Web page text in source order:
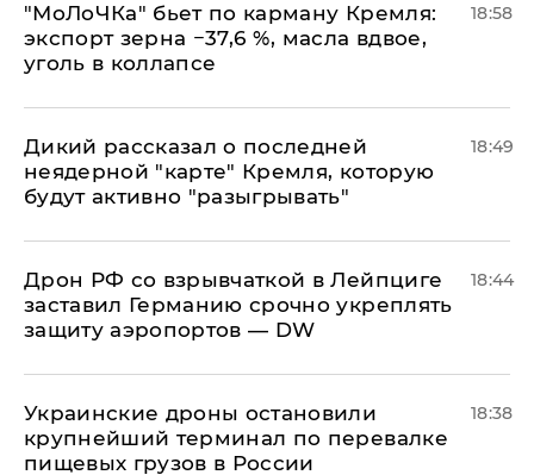
​"МоЛоЧКа" бьет по карману Кремля:
экспорт зерна −37,6 %, масла вдвое,
уголь в коллапсе
18:58
Дикий рассказал о последней
неядерной "карте" Кремля, которую
будут активно "разыгрывать"
18:49
​Дрон РФ со взрывчаткой в Лейпциге
заставил Германию срочно укреплять
защиту аэропортов — DW
18:44
Украинские дроны остановили
крупнейший терминал по перевалке
пищевых грузов в России
18:38